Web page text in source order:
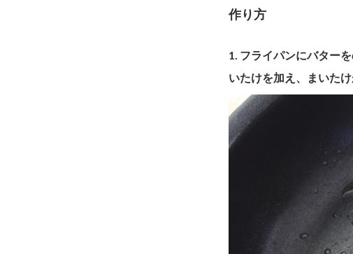
作り方
1. フライパンにバター
いたけを加え、まいた